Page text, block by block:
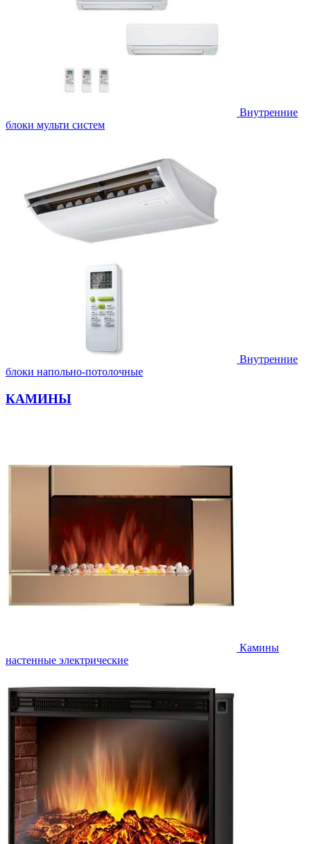
Внутренние
блоки мульти систем
Внутренние
блоки напольно-потолочные
КАМИНЫ
Камины
настенные электрические